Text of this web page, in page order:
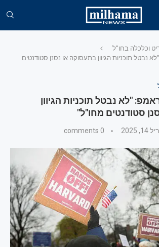
וכלכלה בחו"ל
נבטל תוכניות הגיוון בתעסוקה או נסנן סטודנטים
"לא נבטל תוכניות הגיוון
סטודנטים מחו"ל"
2025
0 comments